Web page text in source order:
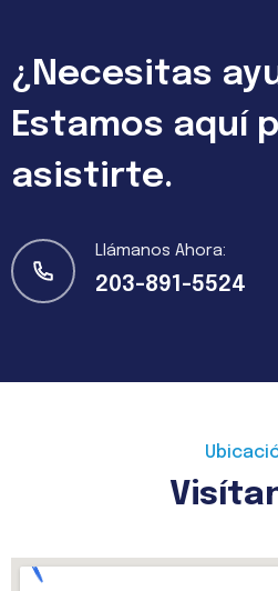
¿Necesitas
Estamos aquí
asistirte.
Llámanos Ahora:
203-891-5524